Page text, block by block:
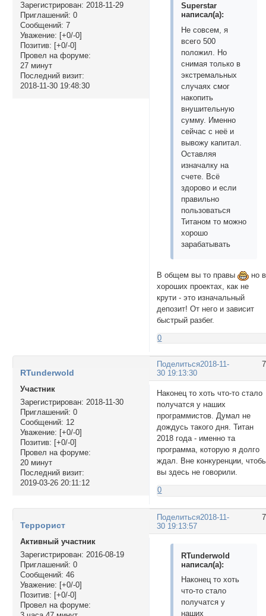
Зарегистрирован: 2018-11-29
Приглашений: 0
Сообщений: 7
Уважение: [+0/-0]
Позитив: [+0/-0]
Провел на форуме:
27 минут
Последний визит:
2018-11-30 19:48:30
Superstar
написал(а):
Не совсем, я
всего 500
положил. Но
снимая только в
экстремальных
случаях смог
накопить
внушительную
сумму. Именно
сейчас с неё и
вывожу капитал.
Оставляя
изначалку на
счете. Всё
здорово и если
правильно
пользоваться
Титаном то можно
хорошо
зарабатывать
В общем вы то правы
но в
хороших проектах, как не
крути - это изначальный
депозит! От него и зависит
быстрый разбег.
0
Поделиться2018-11-
30 19:13:30
RTunderwold
Участник
Зарегистрирован: 2018-11-30
Приглашений: 0
Сообщений: 12
Уважение: [+0/-0]
Позитив: [+0/-0]
Провел на форуме:
20 минут
Последний визит:
2019-03-26 20:11:12
Наконец то хоть что-то стало
получатся у наших
программистов. Думал не
дождусь такого дня. Титан
2018 года - именно та
программа, которую я долго
ждал. Вне конкуренции,
вы здесь не говорили.
0
Поделиться2018-11-
30 19:13:57
Террорист
Активный участник
Зарегистрирован: 2016-08-19
Приглашений: 0
Сообщений: 46
Уважение: [+0/-0]
Позитив: [+0/-0]
Провел на форуме:
RTunderwold
написал(а):
Наконец то хоть
что-то стало
получатся у
наших